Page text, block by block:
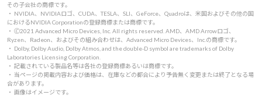
その子会社の商標です。
・ NVIDIA、NVIDIAロゴ、CUDA、TESLA、SLI、GeForce、Quadroは、米国およびその他の国
におけるNVIDIA Corporationの登録商標または商標です。
・ 🄫2021 Advanced Micro Devices, Inc. All rights reserved. AMD、AMD Arrowロゴ、
Ryzen、Radeon、およびその組み合わせは、Advanced Micro Devices、Inc.の商標です。
・ Dolby, Dolby Audio, Dolby Atmos, and the double-D symbol are trademarks of Dolby
Laboratories Licensing Corporation.
・ 記載されている製品名等は各社の登録商標あるいは商標です。
・ 当ページの掲載内容および価格は、在庫などの都合により予告無く変更または終了となる場
合があります。
・ 画像はイメージです。